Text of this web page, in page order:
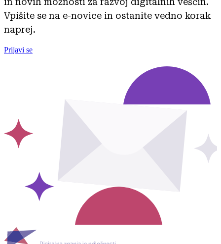
Vpišite se na e-novice in ostanite vedno korak
naprej.
Prijavi se